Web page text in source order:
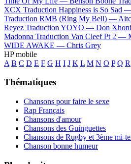
XCX Traduction Happiness is So Sad
Traduction RMB (Ring My Bell) —
Reyez Traduction YOYO — Don Xhoni
Madonna Traduction Van Cleef Pt 2 —
WIDE AWAKE — Chris Grey
HP mobile
A B C D E F G H I J K L M N O P Q R
Thématiques
Chansons pour faire le sexe
Rap Français
Chansons d'amour
Chansons des Guinguettes
Chansons de Rugby et 3ème mi-
Chanson bonne humeur